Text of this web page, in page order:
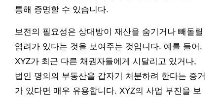
통해 증명할 수 있습니다.
보전의 필요성은 상대방이 재산을 숨기거나 빼돌릴
염려가 있다는 것을 보여주는 것입니다. 예를 들어,
XYZ가 최근 다른 채권자들에게 시달리고 있거나,
법인 명의의 부동산을 갑자기 처분하려 한다는 증거
가 있다면 매우 유용합니다. XYZ의 사업 부진을 보